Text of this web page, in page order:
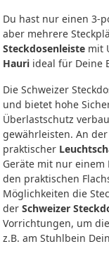
Du hast nur einen 3-
aber mehrere
Steckdosenleiste mit
Hauri ideal für Deine
Die Schweizer
und bietet hohe
Überlastschutz
gewährleisten. An
praktischer
Geräte mit nur einem
den praktischen
Möglichkeiten die
der Schweizer
Vorrichtungen, um
z.B. am Stuhlbein